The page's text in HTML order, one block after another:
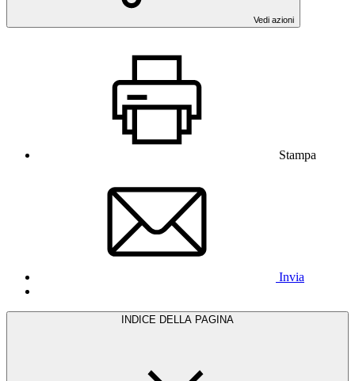
Vedi azioni
Stampa
Invia
INDICE DELLA PAGINA